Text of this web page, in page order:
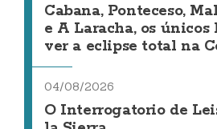
Cabana, Ponteceso,
e A Laracha, os únicos
ver a eclipse total na
04/08/2026
O Interrogatorio de